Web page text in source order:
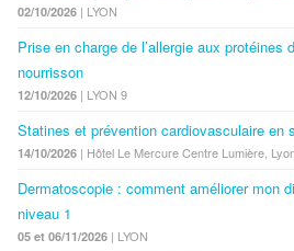
02/10/2026 | LYON
Prise en charge de l’allergie aux protéines
nourrisson
12/10/2026 | LYON 9
Statines et prévention cardiovasculaire en
14/10/2026 | Hôtel Le Mercure Centre Lumière,
Dermatoscopie : comment améliorer mon
niveau 1
05 et 06/11/2026 | LYON